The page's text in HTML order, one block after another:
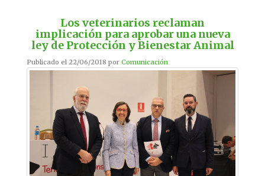
Los veterinarios reclaman
implicación para aprobar una nueva
ley de Protección y Bienestar Animal
Publicado el 22/06/2018 por Comunicación